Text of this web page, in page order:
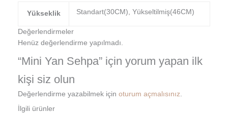
Yükseklik Standart(30CM), Yükseltilmiş(46CM)
Değerlendirmeler
Henüz değerlendirme yapılmadı.
“Mini Yan Sehpa” için yorum yapan ilk
kişi siz olun
Değerlendirme yazabilmek için oturum açmalısınız
İlgili ürünler